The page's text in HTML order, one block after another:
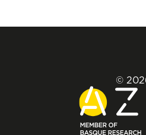
©